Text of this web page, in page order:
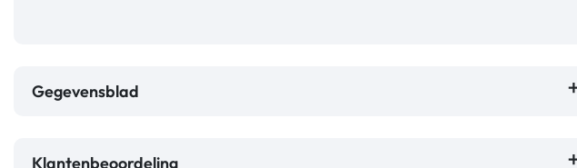
Gegevensblad
Klantenbeoordeling